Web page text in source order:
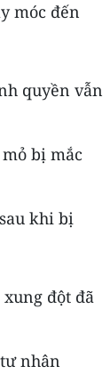
móc đến
quyền vẫn
bị mắc
khi bị
đột đã
nhân